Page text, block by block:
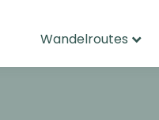
Wandelroutes